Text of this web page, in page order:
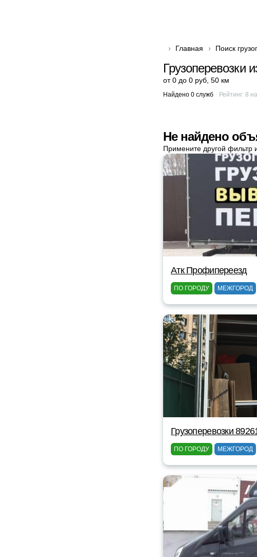
Главная Поиск
Грузоперевозки
от 0 до 0 руб 50 км
Найдено 0 служб Рейтинг: 8
Не найдено
Примените другой фильтр
Атк Профипереезд
ПО ГОРОДУ МЕЖГОРОД
Грузоперевозки
ПО ГОРОДУ МЕЖГОРОД